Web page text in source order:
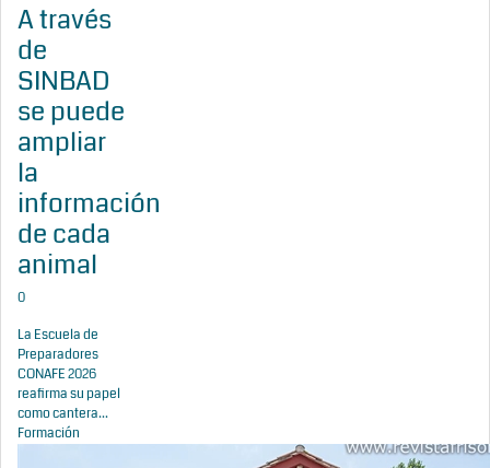
A través
de
SINBAD
se puede
ampliar
la
información
de cada
animal
0
La Escuela de
Preparadores
CONAFE 2026
reafirma su papel
como cantera...
Formación